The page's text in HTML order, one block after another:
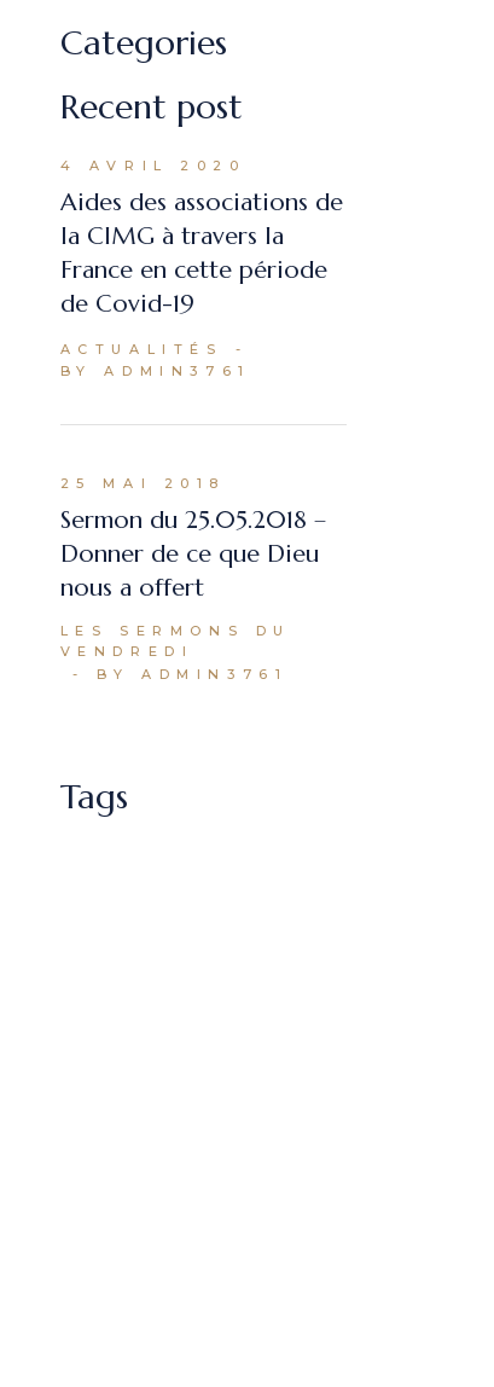
Categories
Recent post
4 AVRIL 2020
Aides des associations de
la CIMG à travers la
France en cette période
de Covid-19
ACTUALITÉS
BY ADMIN3761
25 MAI 2018
Sermon du 25.05.2018 –
Donner de ce que Dieu
nous a offert
LES SERMONS DU
VENDREDI
BY ADMIN3761
Tags